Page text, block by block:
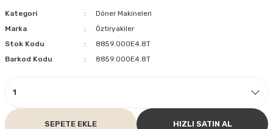
Kategori
Döner Makineleri
Marka
Öztiryakiler
Stok Kodu
8859.000E4.8T
Barkod Kodu
8859.000E4.8T
SEPETE EKLE HIZLI SATIN AL